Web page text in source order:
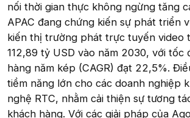
nối thời gian thực không ngừng tăng
APAC đang chứng kiến sự phát triển
kiến thị trường phát trực tuyến video
112,89 tỷ USD vào năm 2030, với tốc
hàng năm kép (CAGR) đạt 22,5%.
tiềm năng lớn cho các doanh nghiệp
nghệ RTC, nhằm cải thiện sự tương
khách hàng. Với các giải pháp của